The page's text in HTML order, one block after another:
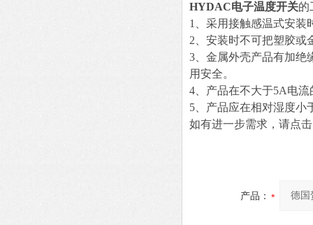
HYDAC电子温度开关的
1、采用接触感温式安装
2、安装时不可把塑胶或
3、金属外壳产品有加绝
用安全。
4、产品在不大于5A电
5、产品应在相对湿度小
如有进一步需求，请点
产品：